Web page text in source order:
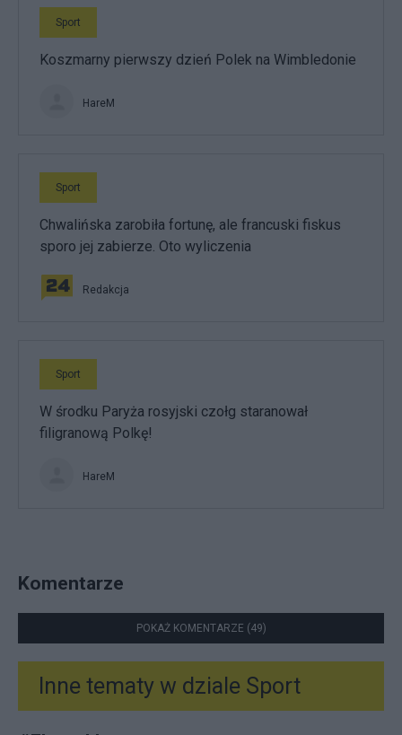
Sport
Koszmarny pierwszy dzień Polek na Wimbledonie
HareM
Sport
Chwalińska zarobiła fortunę, ale francuski fiskus
sporo jej zabierze. Oto wyliczenia
Redakcja
Sport
W środku Paryża rosyjski czołg staranował
filigranową Polkę!
HareM
Komentarze
POKAŻ KOMENTARZE (49)
Inne tematy w dziale Sport